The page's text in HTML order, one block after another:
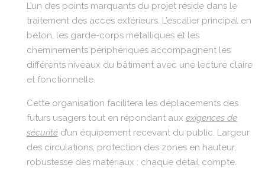
L’un des points marquants du projet réside dans le
traitement des accès extérieurs. L’escalier principal en
béton, les garde-corps métalliques et les
cheminements périphériques accompagnent les
différents niveaux du bâtiment avec une lecture claire
et fonctionnelle.
Cette organisation facilitera les déplacements des
futurs usagers tout en répondant aux exigences de
sécurité d’un équipement recevant du public. Largeur
des circulations, protection des zones en hauteur,
robustesse des matériaux : chaque détail compte.